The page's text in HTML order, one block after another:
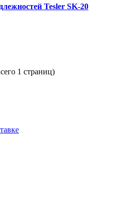
Tesler SK-20
1 страниц)